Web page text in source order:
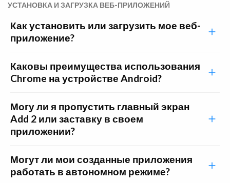
УСТАНОВКА И ЗАГРУЗКА ВЕБ-ПРИЛОЖЕНИЙ
Как установить или загрузить мое веб-
приложение?
Каковы преимущества использования
Chrome на устройстве Android?
Могу ли я пропустить главный экран
Add 2 или заставку в своем
приложении?
Могут ли мои созданные приложения
работать в автономном режиме?